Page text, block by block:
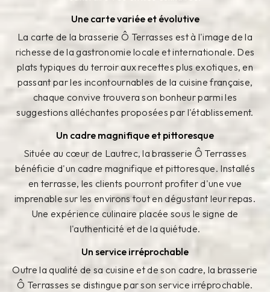
Une carte variée et évolutive
La carte de la brasserie Ô Terrasses est à l'image de la
richesse de la gastronomie locale et internationale. Des
plats typiques du terroir aux recettes plus exotiques, en
passant par les incontournables de la cuisine française,
chaque convive trouvera son bonheur parmi les
suggestions alléchantes proposées par l'établissement.
Un cadre magnifique et pittoresque
Située au cœur de Lautrec, la brasserie Ô Terrasses
bénéficie d'un cadre magnifique et pittoresque. Installés
en terrasse, les clients pourront profiter d'une vue
imprenable sur les environs tout en dégustant leur repas.
Une expérience culinaire placée sous le signe de
l'authenticité et de la quiétude.
Un service irréprochable
Outre la qualité de sa cuisine et de son cadre, la brasserie
Ô Terrasses se distingue par son service irréprochable.